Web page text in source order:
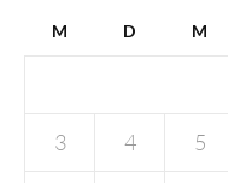
M D M
3 4 5